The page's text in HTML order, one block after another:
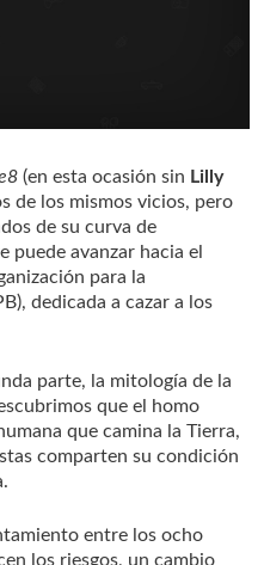
(en esta ocasión sin Lilly
de los mismos vicios, pero
de su curva de
puede avanzar hacia el
para la
dedicada a cazar a los
parte, la mitología de la
que el homo
que camina la Tierra,
comparten su condición
entre los ocho
los riesgos, un cambio